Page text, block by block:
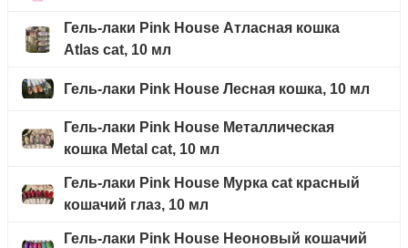
Гель-лаки Pink House Атласная кошка
Atlas cat, 10 мл
Гель-лаки Pink House Лесная кошка, 10 мл
Гель-лаки Pink House Металлическая
кошка Metal cat, 10 мл
Гель-лаки Pink House Мурка cat красный
кошачий глаз, 10 мл
Гель-лаки Pink House Неоновый кошачий